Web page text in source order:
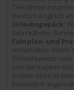
Deutsch-Englisch
Urlaubsgepäck:
Fahrradhelm,
Fahrplan- und
vorbehalten. Wenn
Schlechtwetter
sich der Kapitän
ändern (dies ist
behördlich